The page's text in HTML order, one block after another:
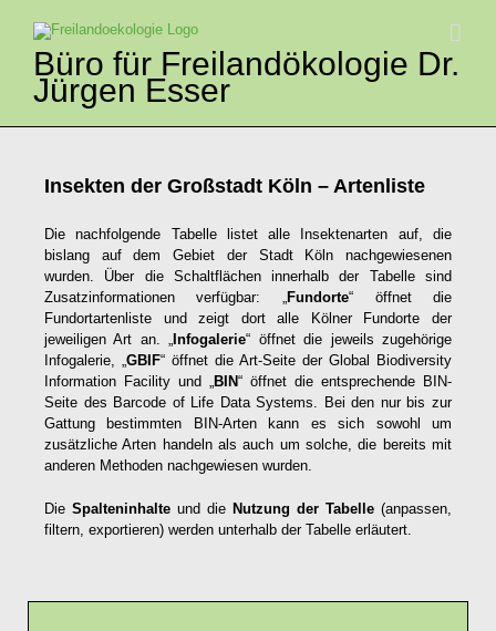
springenBüro für Freilandökologie Dr.
Jürgen Esser
Insekten der Großstadt Köln – Artenliste
Die nachfolgende Tabelle listet alle Insektenarten auf, die
bislang auf dem Gebiet der Stadt Köln nachgewiesenen
wurden. Über die Schaltflächen innerhalb der Tabelle sind
Zusatzinformationen verfügbar: „
Fundorte“ öffnet die
Fundortartenliste und zeigt dort alle Kölner Fundorte der
jeweiligen Art an. „
Infogalerie“ öffnet die jeweils zugehörige
Infogalerie, „ GBIF“ öffnet die Art-Seite der Global Biodiversity
Information Facility und „
BIN“ öffnet die entsprechende BIN-
Seite des Barcode of Life Data Systems. Bei den nur bis zur
Gattung bestimmten BIN-Arten kann es sich sowohl um
zusätzliche Arten handeln als auch um solche, die bereits mit
anderen Methoden nachgewiesen wurden.
Die Spalteninhalte und die Nutzung der Tabelle (anpassen,
filtern, exportieren) werden unterhalb der Tabelle erläutert.